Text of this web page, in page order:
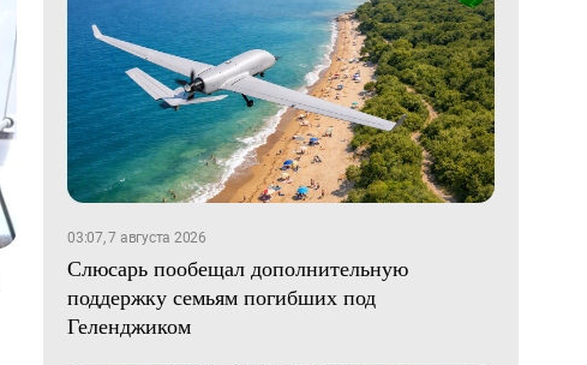
03:07, 7 августа 2026
Слюсарь пообещал дополнительную
поддержку семьям погибших под
Геленджиком